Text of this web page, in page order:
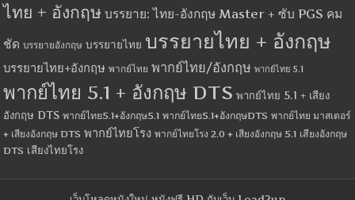
ไทย + อังกฤษ บรรยาย: ไทย-อังกฤษ Master + ซับ PGS คม
ชัด บรรยายอังกฤษ บรรยายไทย บรรยายไทย + อังกฤษ
บรรยายไทย+อังกฤษ พากย์ไทย พากย์ไทย/อังกฤษ พากย์ไทย 5.1
พากย์ไทย 5.1 + อังกฤษ DTS พากย์ไทย 5.1 + เสียง
อังกฤษ DTS พากย์ไทย5.1+อังกฤษ5.1 พากย์ไทย5.1+อังกฤษDTS พากย์ไทย มาสเตอร์
+ เสียงอังกฤษ DTS พากย์ไทยโรง พากย์ไทยโรง 2.0 + เสียงอังกฤษ 5.1 เสียงอังกฤษ
DTS เสียงไทยโรง